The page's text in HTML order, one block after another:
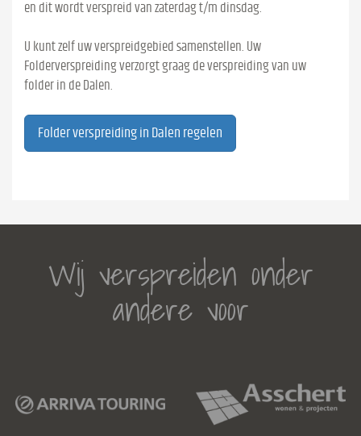
en dit wordt verspreid van zaterdag t/m dinsdag.
U kunt zelf uw verspreidgebied samenstellen. Uw
Folderverspreiding verzorgt graag de verspreiding van uw
folder in de Dalen.
Folder verspreiding in Dalen regelen
Wij verspreiden onder
andere voor